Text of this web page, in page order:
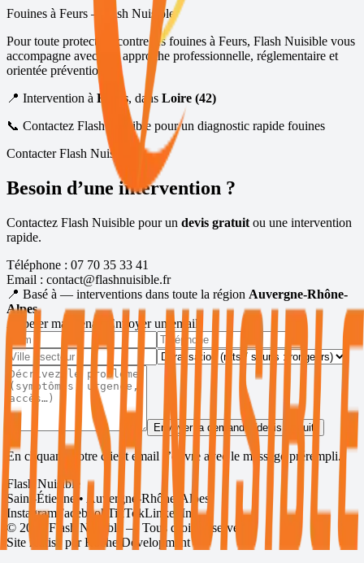
Fouines à Feurs – Flash Nuisible
Pour toute protection contre les fouines à Feurs, Flash Nuisible vous
accompagne avec une approche professionnelle, réglementaire et
orientée prévention.
📍 Intervention à Feurs, dans Loire (42)
📞 Contactez Flash Nuisible pour un diagnostic rapide fouines
Contacter Flash Nuisible
Besoin d’une intervention ?
Contactez Flash Nuisible pour un devis gratuit ou une intervention
rapide.
Téléphone : 07 70 35 33 41
Email : contact@flashnuisible.fr
📍 Basé à — interventions dans toute la région Auvergne-Rhône-
Alpes.
Appeler maintenant
Envoyer un email
Envoyer la demande (devis gratuit)
En cliquant, votre client email s’ouvre avec le message prérempli.
Flash Nuisible
Saint-Étienne • Auvergne-Rhône-Alpes
Instagram Facebook TikTokLinkedIn
© 2026
Flash Nuisible — Tous droits réservés.
Site réalisé par Roche Development